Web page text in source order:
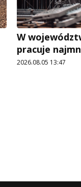
W
pracuje
2026.08.05 13:47